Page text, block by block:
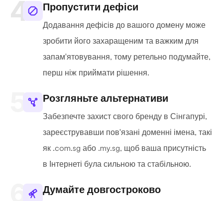
Пропустити дефіси
Додавання дефісів до вашого домену може
зробити його захаращеним та важким для
запам'ятовування, тому ретельно подумайте,
перш ніж приймати рішення.
Розгляньте альтернативи
Забезпечте захист свого бренду в Сінгапурі,
зареєструвавши пов'язані доменні імена, такі
як .com.sg або .my.sg, щоб ваша присутність
в Інтернеті була сильною та стабільною.
Думайте довгостроково